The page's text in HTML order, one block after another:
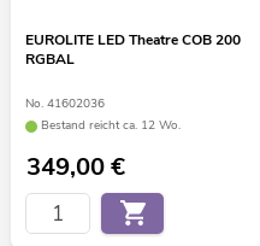
EUROLITE LED Theatre COB 200
RGBAL
No. 41602036
Bestand reicht ca. 12 Wo.
349,00€